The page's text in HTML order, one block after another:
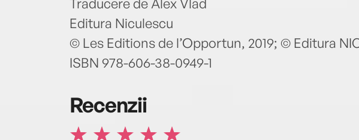
Traducere de Alex Vlad
Editura Niculescu
© Les Editions de l’Opportun, 2019; © Editura
ISBN 978-606-38-0949-1
Recenzii